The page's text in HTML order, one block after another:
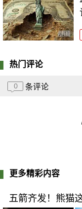
热门评论
0 条评论
更多精彩内容
五箭齐发！熊猫